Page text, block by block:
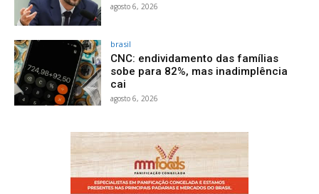
agosto 6, 2026
brasil
CNC: endividamento das famílias
sobe para 82%, mas inadimplência
cai
agosto 6, 2026